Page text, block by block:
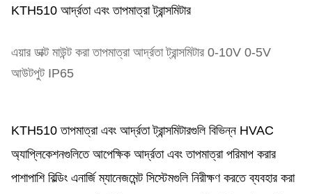
KTH510 আর্দ্রতা এবং তাপমাত্রা ট্রান্সমিটার
এয়ার ডাক্ট মাউন্ট করা তাপমাত্রা আর্দ্রতা ট্রান্সমিটার 0-10V 0-5V
আউটপুট IP65
KTH510 তাপমাত্রা এবং আর্দ্রতা ট্রান্সমিটারগুলি বিভিন্ন HVAC
অ্যাপ্লিকেশনগুলিতে আপেক্ষিক আর্দ্রতা এবং তাপমাত্রা পরিমাপ করার
পাশাপাশি বিল্ডিং এনার্জি ম্যানেজমেন্ট সিস্টেমগুলি নিরীক্ষণ করতে ব্যবহার করা